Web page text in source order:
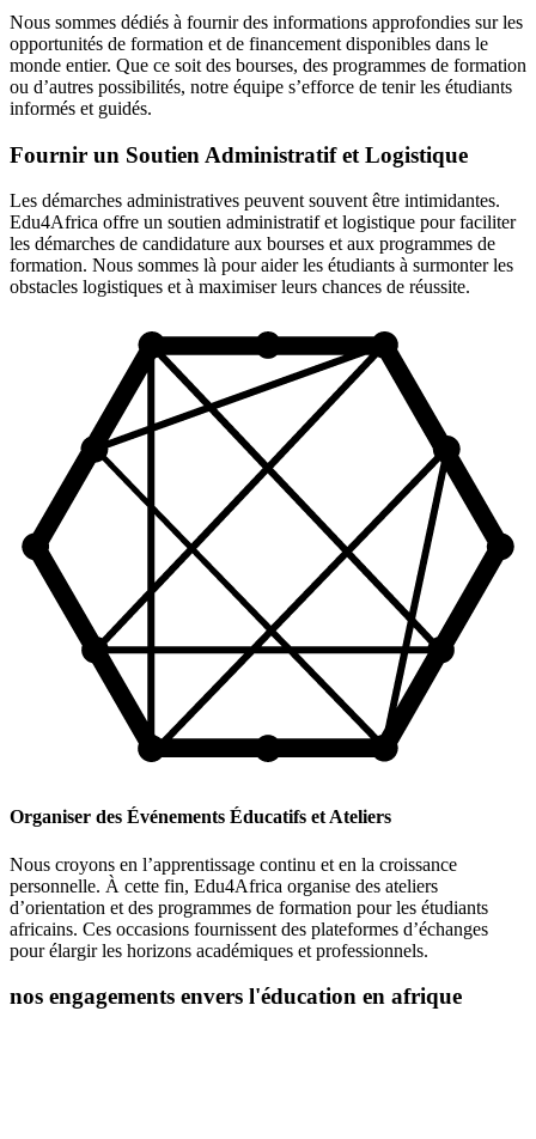
Nous sommes dédiés à fournir des informations approfondies sur les
opportunités de formation et de financement disponibles dans le
monde entier. Que ce soit des bourses, des programmes de formation
ou d’autres possibilités, notre équipe s’efforce de tenir les étudiants
informés et guidés.
Fournir un Soutien Administratif et Logistique
Les démarches administratives peuvent souvent être intimidantes.
Edu4Africa offre un soutien administratif et logistique pour faciliter
les démarches de candidature aux bourses et aux programmes de
formation. Nous sommes là pour aider les étudiants à surmonter les
obstacles logistiques et à maximiser leurs chances de réussite.
Organiser des Événements Éducatifs et Ateliers
Nous croyons en l’apprentissage continu et en la croissance
personnelle. À cette fin, Edu4Africa organise des ateliers
d’orientation et des programmes de formation pour les étudiants
africains. Ces occasions fournissent des plateformes d’échanges
pour élargir les horizons académiques et professionnels.
nos engagements envers l'éducation en afrique